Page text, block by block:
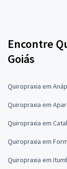
Encontre
Goiás
Quiropraxia em
Quiropraxia em
Quiropraxia em
Quiropraxia em
Quiropraxia em